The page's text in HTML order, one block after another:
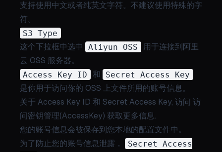
支持使用中文或者纯英文字符。不建议使用特殊的字
符。
S3 Type
这个下拉框中选中
Aliyun OSS
用于连接到阿里
云 OSS 服务器。
Access Key ID
和
Secret Access Key
是你用于访问你的 OSS 上文件所用的账号信息。
关于 Access Key ID 和 Secret Access Key, 访问 访
问密钥管理(AccessKey) 获取更多信息.
您的账号信息会被保存到您本地的配置文件中。
为了防止您的账号信息泄露，
Secret Access